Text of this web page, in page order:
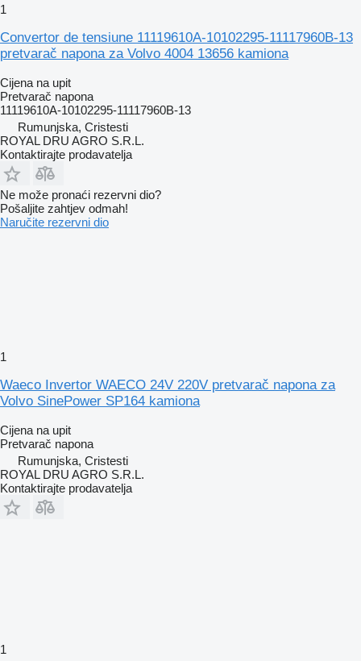
1
Convertor de tensiune 11119610A-10102295-11117960B-13
pretvarač napona za Volvo 4004 13656 kamiona
Cijena na upit
Pretvarač napona
11119610A-10102295-11117960B-13
Rumunjska, Cristesti
ROYAL DRU AGRO S.R.L.
Kontaktirajte prodavatelja
Ne može pronaći rezervni dio?
Pošaljite zahtjev odmah!
Naručite rezervni dio
1
Waeco Invertor WAECO 24V 220V pretvarač napona za
Volvo SinePower SP164 kamiona
Cijena na upit
Pretvarač napona
Rumunjska, Cristesti
ROYAL DRU AGRO S.R.L.
Kontaktirajte prodavatelja
1